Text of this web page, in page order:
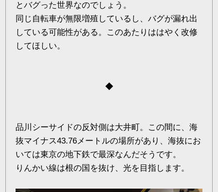
とバグった世界なのでしょう。
同じ自転車が無限増殖しているし、バグが漏れ出
している可能性がある。このあたりははやく改修
してほしい。
◆
品川シーサイドの反対側は大井町。この間に、海
抜マイナス43.76メートルの場所があり、海抜にお
いては東京の地下鉄で最深なんだそうです。
りんかい線は根の国を抜け、光を目指します。